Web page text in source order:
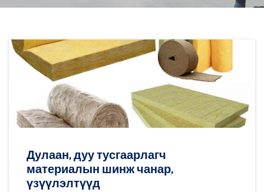
Дулаан, дуу тусгаарлагч
материалын шинж чанар,
үзүүлэлтүүд